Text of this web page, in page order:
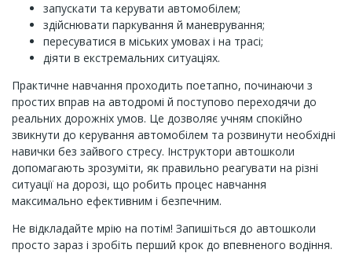
запускати та керувати автомобілем;
здійснювати паркування й маневрування;
пересуватися в міських умовах і на трасі;
діяти в екстремальних ситуаціях.
Практичне навчання проходить поетапно, починаючи з
простих вправ на автодромі й поступово переходячи до
реальних дорожніх умов. Це дозволяє учням спокійно
звикнути до керування автомобілем та розвинути необхідні
навички без зайвого стресу. Інструктори автошколи
допомагають зрозуміти, як правильно реагувати на різні
ситуації на дорозі, що робить процес навчання
максимально ефективним і безпечним.
Не відкладайте мрію на потім! Запишіться до автошколи
просто зараз і зробіть перший крок до впевненого водіння.